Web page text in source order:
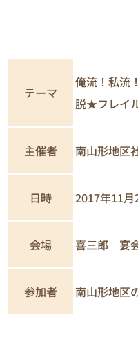
テーマ
俺流！私流
脱★フレイ
主催者 南山形地区
日時 2017年11
会場 喜三郎 宴会
参加者 南山形地区